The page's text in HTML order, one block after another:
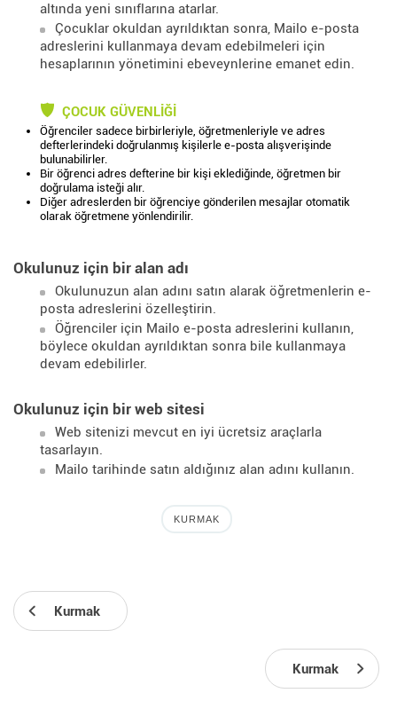
altında yeni sınıflarına atarlar.
Çocuklar okuldan ayrıldıktan sonra, Mailo e-posta
adreslerini kullanmaya devam edebilmeleri için
hesaplarının yönetimini ebeveynlerine emanet edin.
ÇOCUK GÜVENLIĞI
Öğrenciler sadece birbirleriyle, öğretmenleriyle ve adres
defterlerindeki doğrulanmış kişilerle e-posta alışverişinde
bulunabilirler.
Bir öğrenci adres defterine bir kişi eklediğinde, öğretmen bir
doğrulama isteği alır.
Diğer adreslerden bir öğrenciye gönderilen mesajlar otomatik
olarak öğretmene yönlendirilir.
Okulunuz için bir alan adı
Okulunuzun alan adını satın alarak öğretmenlerin e-
posta adreslerini özelleştirin.
Öğrenciler için Mailo e-posta adreslerini kullanın,
böylece okuldan ayrıldıktan sonra bile kullanmaya
devam edebilirler.
Okulunuz için bir web sitesi
Web sitenizi mevcut en iyi ücretsiz araçlarla
tasarlayın.
Mailo tarihinde satın aldığınız alan adını kullanın.
KURMAK
Kurmak
Kurmak